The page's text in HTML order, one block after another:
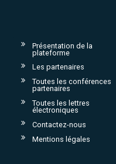
Présentation de la
plateforme
Les partenaires
Toutes les conférences
partenaires
Toutes les lettres
électroniques
Contactez-nous
Mentions légales